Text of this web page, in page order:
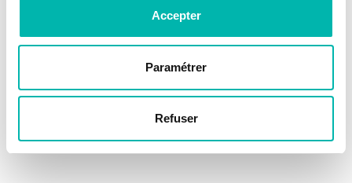
Accepter
Paramétrer
Refuser